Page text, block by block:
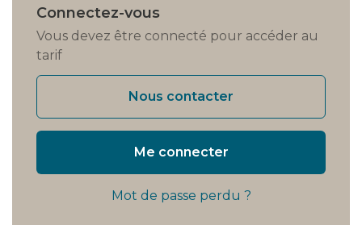
Connectez-vous
Vous devez être connecté pour accéder au
tarif
Nous contacter
Me connecter
Mot de passe perdu ?